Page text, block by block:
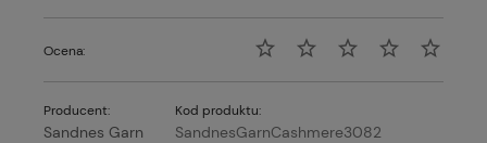
Ocena:
Producent:
Sandnes Garn
Kod produktu:
SandnesGarnCashmere3082